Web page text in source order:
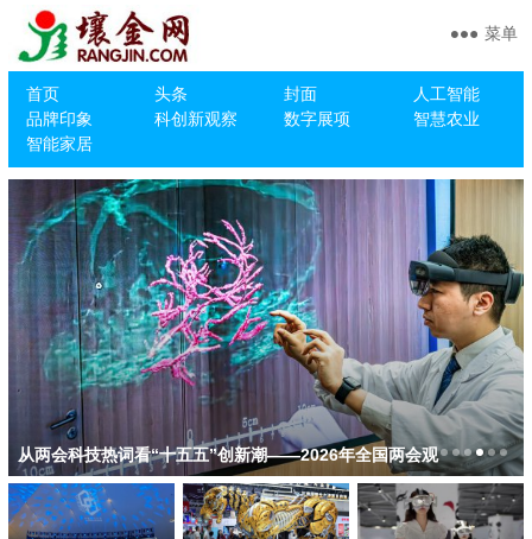
首页 头条 封面
人工智能
品牌印象
科创新观察 数字展项
智慧农业
智能家居
菜单
2026年科技工作这样干